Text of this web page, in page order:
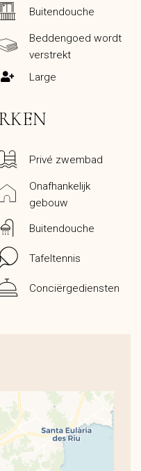
Buitendouche
Beddengoed wordt
verstrekt
Large
Privé zwembad
Onafhankelijk
gebouw
Buitendouche
Tafeltennis
Conciërgediensten